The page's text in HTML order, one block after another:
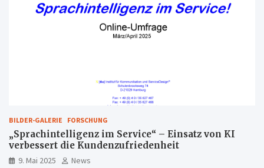
BILDER-GALERIE FORSCHUNG
„Sprachintelligenz im Service“ – Einsatz von KI
verbessert die Kundenzufriedenheit
9. Mai 2025
News